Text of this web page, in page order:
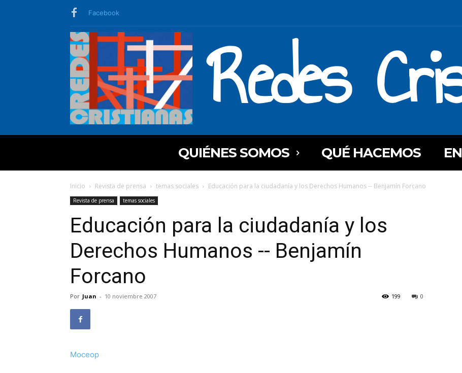
Facebook
Redes
QUIÉNES SOMOS QUÉ HACEMOS
Inicio Revista de prensa temas sociales Educación para la ciudadanía y los Derechos Humanos -- Benjamín Forcano
Revista de prensa temas sociales
Educación para la ciudadanía y los
Derechos Humanos -- Benjamín
Forcano
Por Juan - 10 noviembre 2007 0
199
Moceop